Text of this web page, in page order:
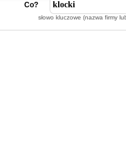
Co?
słowo kluczowe (nazwa firmy